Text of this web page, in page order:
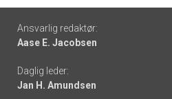
Footer
-
links
Ansvarlig redaktør:
Aase E. Jacobsen
Daglig leder:
Jan H. Amundsen